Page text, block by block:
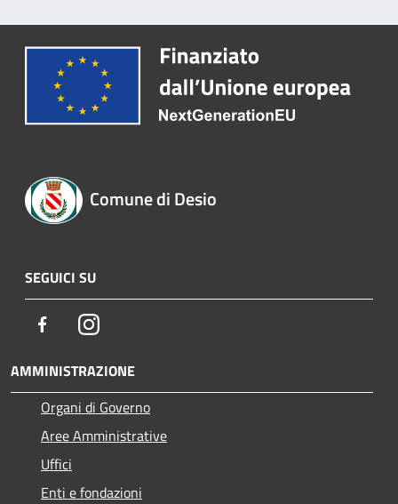
Comune di Desio
SEGUICI SU
FacebookInstagram
AMMINISTRAZIONE
Organi di Governo
Aree Amministrative
Uffici
Enti e fondazioni